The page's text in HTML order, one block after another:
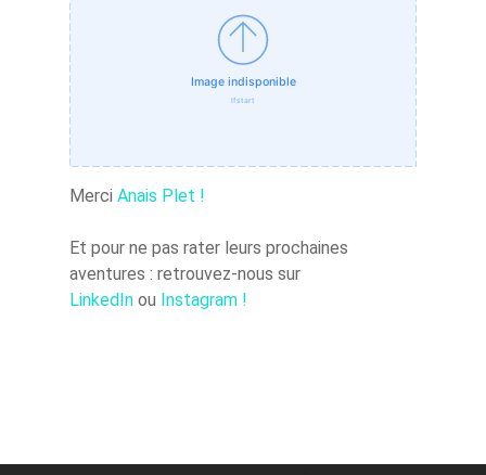
Merci Anais Plet !
Et pour ne pas rater leurs prochaines
aventures : retrouvez-nous sur
LinkedIn ou Instagram !